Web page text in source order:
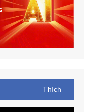
Thích